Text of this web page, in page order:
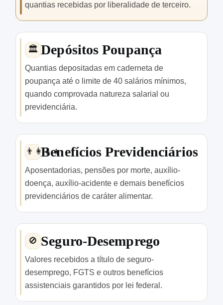
quantias recebidas por liberalidade de terceiro.
🏛️ Depósitos Poupança
Quantias depositadas em caderneta de
poupança até o limite de 40 salários mínimos,
quando comprovada natureza salarial ou
previdenciária.
👨‍👩‍👧‍👦
Benefícios Previdenciários
Aposentadorias, pensões por morte, auxílio-
doença, auxílio-acidente e demais benefícios
previdenciários de caráter alimentar.
🚫 Seguro-Desemprego
Valores recebidos a título de seguro-
desemprego, FGTS e outros benefícios
assistenciais garantidos por lei federal.